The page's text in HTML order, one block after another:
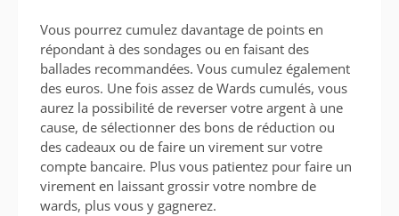
Vous pourrez cumulez davantage de points en
répondant à des sondages ou en faisant des
ballades recommandées. Vous cumulez également
des euros. Une fois assez de Wards cumulés, vous
aurez la possibilité de reverser votre argent à une
cause, de sélectionner des bons de réduction ou
des cadeaux ou de faire un virement sur votre
compte bancaire. Plus vous patientez pour faire un
virement en laissant grossir votre nombre de
wards, plus vous y gagnerez.